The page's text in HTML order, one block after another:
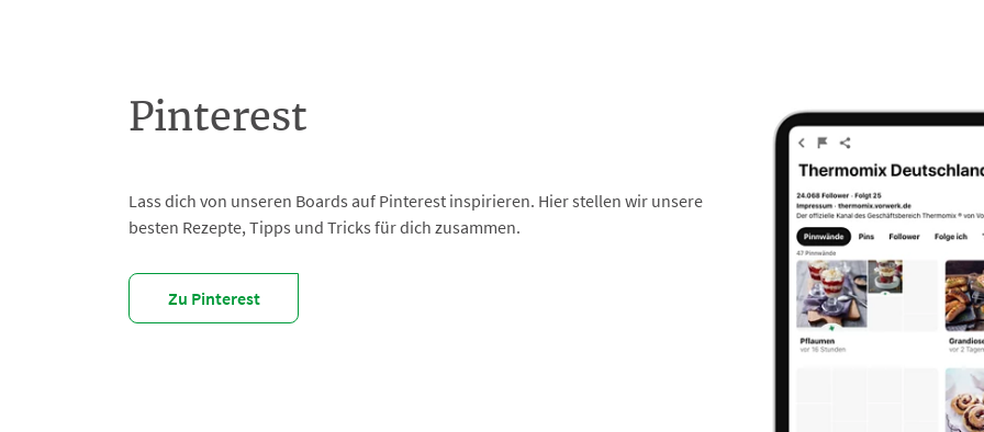
Pinterest
Lass dich von unseren Boards auf Pinterest inspirieren. Hier stellen wir unsere
besten Rezepte, Tipps und Tricks für dich zusammen.
Zu Pinterest